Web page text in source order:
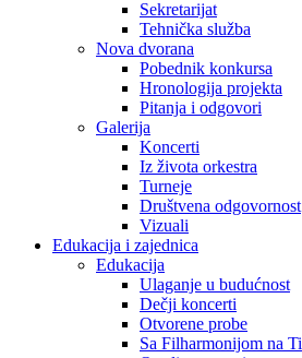
Sekretarijat
Tehnička služba
Nova dvorana
Pobednik konkursa
Hronologija projekta
Pitanja i odgovori
Galerija
Koncerti
Iz života orkestra
Turneje
Društvena odgovornost
Vizuali
Edukacija i zajednica
Edukacija
Ulaganje u budućnost
Dečji koncerti
Otvorene probe
Sa Filharmonijom na Ti